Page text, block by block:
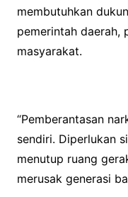
membutuhkan
pemerintah daerah,
masyarakat.
“Pemberantasan
sendiri. Diperlukan
menutup ruang
merusak generasi